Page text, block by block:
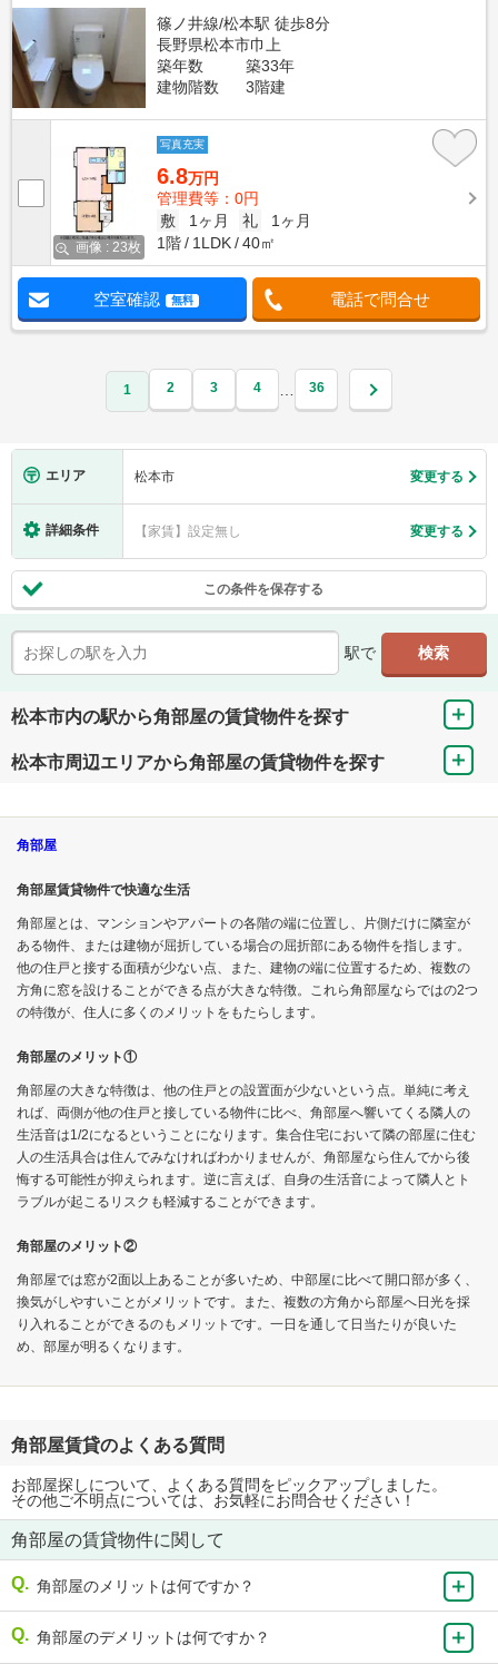
篠ノ井線/松本駅 徒歩8分
長野県松本市巾上
築年数
築33年
建物階数
3階建
画像 : 23枚
写真充実
6.8万円
管理費等：0円
敷
1ヶ月 礼
1ヶ月
1階
1LDK 40㎡
空室確認 無料 電話で問合せ
1 2 3 4 36
エリア 松本市 変更する
詳細条件 【家賃】設定無し 変更する
この条件を保存する
駅で
松本市内の駅から角部屋の賃貸物件を探す
松本市周辺エリアから角部屋の賃貸物件を探す
角部屋
角部屋賃貸物件で快適な生活
角部屋とは、マンションやアパートの各階の端に位置し、片側だけに隣室が
ある物件、または建物が屈折している場合の屈折部にある物件を指します。
他の住戸と接する面積が少ない点、また、建物の端に位置するため、複数の
方角に窓を設けることができる点が大きな特徴。これら角部屋ならではの2つ
の特徴が、住人に多くのメリットをもたらします。
角部屋のメリット①
角部屋の大きな特徴は、他の住戸との設置面が少ないという点。単純に考え
れば、両側が他の住戸と接している物件に比べ、角部屋へ響いてくる隣人の
生活音は1/2になるということになります。集合住宅において隣の部屋に住む
人の生活具合は住んでみなければわかりませんが、角部屋なら住んでから後
悔する可能性が抑えられます。逆に言えば、自身の生活音によって隣人とト
ラブルが起こるリスクも軽減することができます。
角部屋のメリット②
角部屋では窓が2面以上あることが多いため、中部屋に比べて開口部が多く、
換気がしやすいことがメリットです。また、複数の方角から部屋へ日光を採
り入れることができるのもメリットです。一日を通して日当たりが良いた
め、部屋が明るくなります。
角部屋賃貸のよくある質問
お部屋探しについて、よくある質問をピックアップしました。
その他ご不明点については、お気軽にお問合せください！
角部屋の賃貸物件に関して
角部屋のメリットは何ですか？
角部屋のデメリットは何ですか？